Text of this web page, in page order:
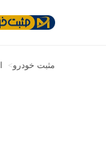
مثبت خودرو>